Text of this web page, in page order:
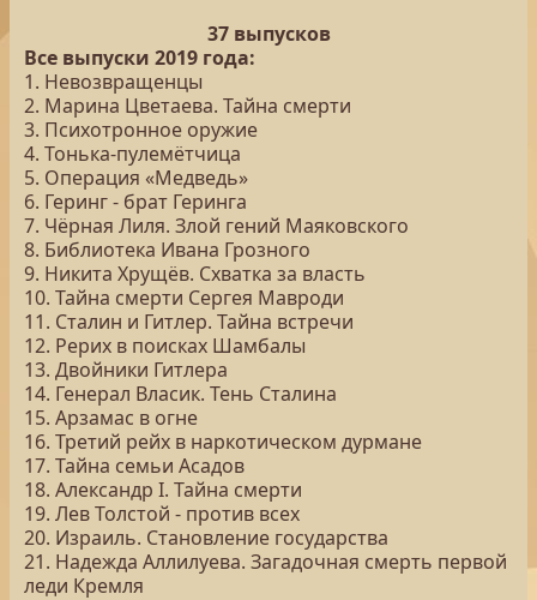
37 выпусков
Все выпуски 2019 года:
1. Невозвращенцы
2. Марина Цветаева. Тайна смерти
3. Психотронное оружие
4. Тонька-пулемётчица
5. Операция «Медведь»
6. Геринг - брат Геринга
7. Чёрная Лиля. Злой гений Маяковского
8. Библиотека Ивана Грозного
9. Никита Хрущёв. Схватка за власть
10. Тайна смерти Сергея Мавроди
11. Сталин и Гитлер. Тайна встречи
12. Рерих в поисках Шамбалы
13. Двойники Гитлера
14. Генерал Власик. Тень Сталина
15. Арзамас в огне
16. Третий рейх в наркотическом дурмане
17. Тайна семьи Асадов
18. Александр I. Тайна смерти
19. Лев Толстой - против всех
20. Израиль. Становление государства
21. Надежда Аллилуева. Загадочная смерть первой
леди Кремля